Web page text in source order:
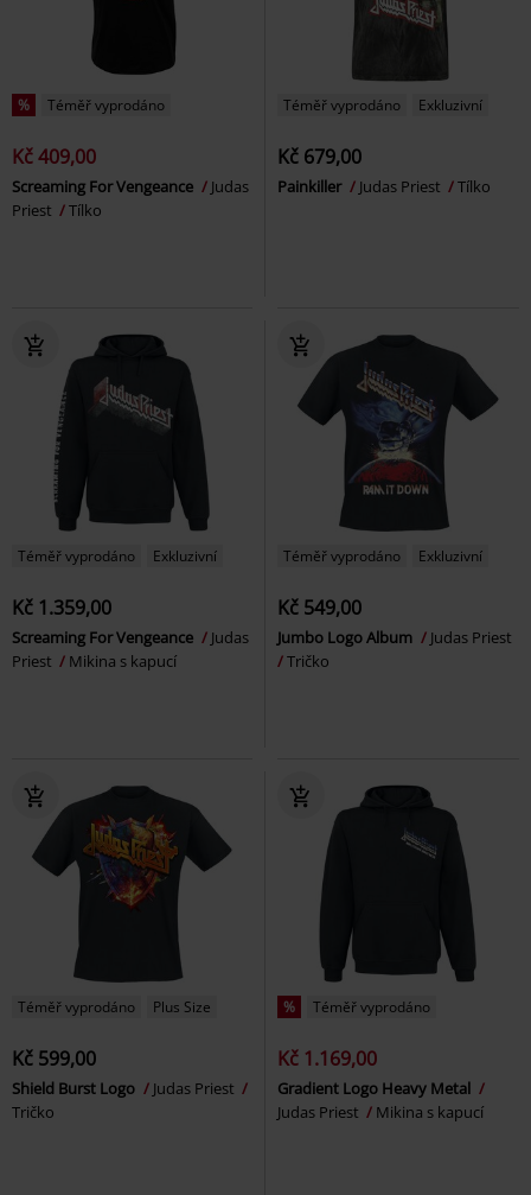
% Téměř vyprodáno
Kč 409,00
Screaming For Vengeance
Judas
Priest
Tílko
Téměř vyprodáno Exkluzivní
Kč 679,00
Painkiller Judas Priest Tílko
Téměř vyprodáno Exkluzivní
Kč 1.359,00
Screaming For Vengeance
Judas
Priest
Mikina s kapucí
Téměř vyprodáno Exkluzivní
Kč 549,00
Jumbo Logo Album
Judas Priest
Tričko
Téměř vyprodáno Plus Size
Kč 599,00
Shield Burst Logo
Judas Priest
Tričko
% Téměř vyprodáno
Kč 1.169,00
Gradient Logo Heavy Metal
Judas Priest
Mikina s kapucí